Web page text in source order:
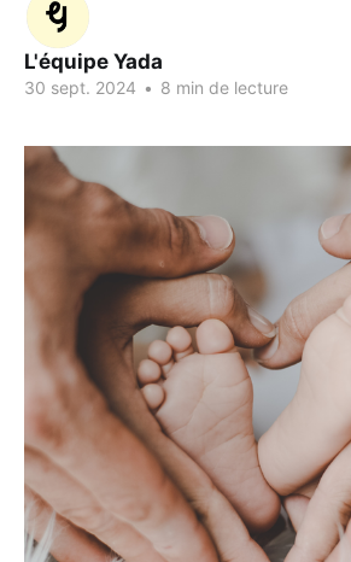
L'équipe Yada
30 sept. 2024 • 8 min de lecture